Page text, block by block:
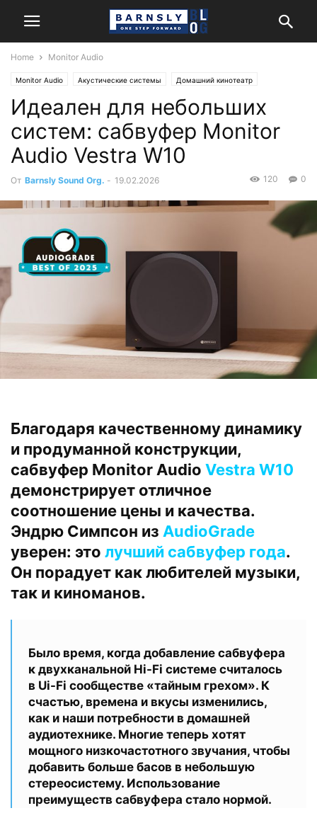
Home Monitor Audio
Monitor Audio Акустические системы Домашний кинотеатр
Обзоры и тесты
Идеален для небольших
систем: сабвуфер Monitor
Audio Vestra W10
От Barnsly Sound Org. - 19.02.2026 0
120
Благодаря качественному динамику
и продуманной конструкции,
сабвуфер Monitor Audio Vestra W10
демонстрирует отличное
соотношение цены и качества.
Эндрю Симпсон из AudioGrade
уверен: это лучший сабвуфер года.
Он порадует как любителей музыки,
так и киноманов.
Было время, когда добавление сабвуфера
к двухканальной Hi-Fi системе считалось
в Ui-Fi сообществе «тайным грехом». К
счастью, времена и вкусы изменились,
как и наши потребности в домашней
аудиотехнике. Многие теперь хотят
мощного низкочастотного звучания, чтобы
добавить больше басов в небольшую
стереосистему. Использование
преимуществ сабвуфера стало нормой.